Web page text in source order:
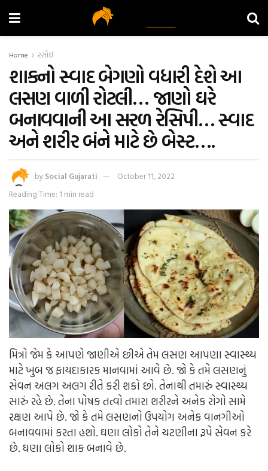
Home રસોઈ
શાકનો સ્વાદ બેગણો વધારી દેશે આ
લસણ વાળી રોટલી… જાણો ઘરે
બનાવવાની આ સરળ રેસિપી… સ્વાદ
અને શરીર બંને માટે છે બેસ્ટ….
by Social Gujarati
October 11, 2022
Reading Time: 1 min read
મિત્રો જેમ કે આપણે જાણીએ છીએ તેમ લસણ આપણા સ્વાસ્થ્ય
માટે ખુબ જ ફાયદાકારક માનવામાં આવે છે. જો કે તમે લસણનું
સેવન અલગ અલગ રીતે કરી શકો છો. તેનાથી તમારું સ્વાસ્થ્ય
સારું રહે છે. તેના પોષક તત્વો તમારા શરીરને અનેક રોગો સામે
રક્ષણ આપે છે. જો કે તમે લસણનો ઉપયોગ અનેક વાનગીઓ
બનાવવામાં કરતા હશો. ઘણા લોકો તેને ચટણીના રૂપે સેવન કરે
છે. ઘણા લોકો શાક બનાવે છે.